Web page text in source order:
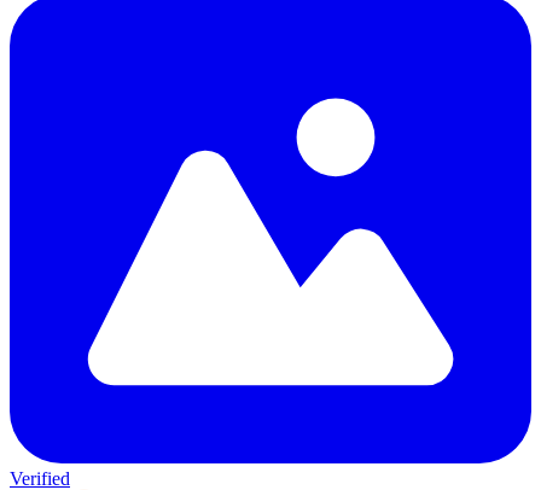
Verified